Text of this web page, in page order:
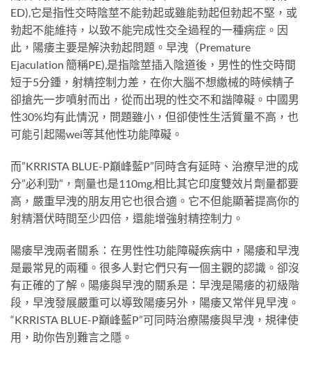
ED),它是指性交時陰莖不能勃起或雖能勃起但勃起不堅，或
勃起不能維持，以致不能完成性交全過程的一種病症。因
此，陽痿主要是解決勃起問題。早洩（Premature
Ejaculation 簡稱PE),是指陰莖插入陰道後，男性的性交時間
短于5分鍾，射精控制力差，在你大腦不想繳械的時候精子
卻搶先一步噴射而出，從而出現的性交不和諧障礙。中國男
性30%均有此情況，問題雖小，但卻使性生活質量不高，也
可能引起陽wei等其他性功能障礙。
而”KRRISTA BLUE-P巔峰藍P”同時含有延時、治療早泄的成
分”必利勁”，劑量也是110mg,相比其它印度雙效片劑量都要
高，嚴重早洩的朋友用它也很合適。它不但能顯著提高你的
射精潛伏時間至少四倍，還能增強射精控制力。
陽痿早洩兩者關系：在男性性功能障礙疾病中，陽痿和早洩
是最常見的兩種。很多人對它們只有一個主觀的認識。卻沒
有正確的了解。陽痿與早洩的關系是：早洩是陽痿的初級階
段，早洩發展嚴重可以導致陽痿另外，陽痿又常伴見早洩。
“KRRISTA BLUE-P巔峰藍P”可同時治療陽痿與早洩，規律使
用，助你告別難言之隱。